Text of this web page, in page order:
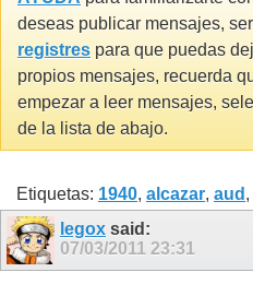
deseas publicar mensajes,
registres para que puedas
propios mensajes, recuerda
empezar a leer mensajes,
de la lista de abajo.
Etiquetas: 1940, alcazar, aud ,
legox said:
07/03/2011 23:31